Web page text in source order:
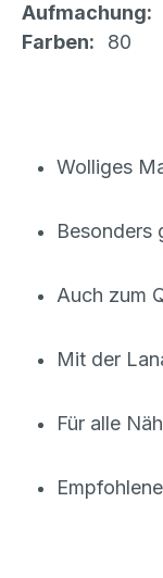
Aufmachung:
Farben: 80
Wolliges
Besonders
Auch zum
Mit der
Für alle